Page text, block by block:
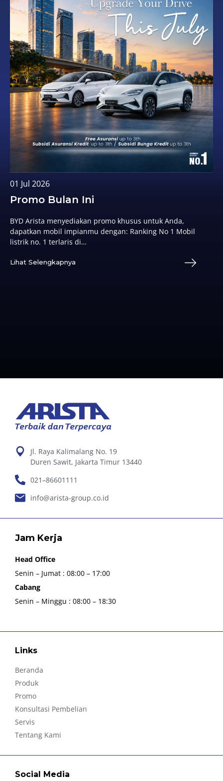
01 Jul 2026
Promo Bulan Ini
BYD Arista menyediakan promo khusus untuk Anda,
dapatkan mobil impianmu dengan: Ranking No 1 Mobil
listrik no. 1 terlaris di…
Lihat Selengkapnya
Jl. Raya Kalimalang No. 19
Duren Sawit, Jakarta Timur 13440
021–86601111
info@arista-group.co.id
Jam Kerja
Head Office
Senin – Jumat : 08:00 – 17:00
Cabang
Senin – Minggu : 08:00 – 18:30
Links
Beranda
Produk
Promo
Konsultasi Pembelian
Servis
Tentang Kami
Social Media